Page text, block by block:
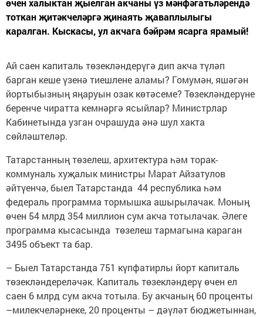
өчен халыктан җыелган акчаны үз мәнфәгатьләрендә
тоткан җитәкчеләргә җинаять җаваплылыгы
каралган. Кыскасы, ул акчага бәйрәм ясарга ярамый!
Ай саен капиталь төзекләндерүгә дип акча түләп
барган кеше үзенә тиешлене аламы? Гомумән, яшәгән
йортыбызның яңаруын озак көтәсеме? Төзекләндерүне
беренче чиратта кемнәргә ясыйлар? Министрлар
Кабинетында узган очрашуда әнә шул хакта
сөйләштеләр.
Татарстанның төзелеш, архитектура һәм торак-
коммуналь хуҗалык министры Марат Айзатулов
әйтүенчә, быел Татарстанда 44 республика һәм
федераль программа тормышка ашырылачак. Моның
өчен 54 млрд 354 миллион сум акча тотылачак. Әлеге
программа кысасында төзелеш тармагына караган
3495 объект та бар.
– Быел Татарстанда 751 күпфатирлы йорт капиталь
төзекләндереләчәк. Капиталь төзекләндерү өчен ел
саен 6 млрд сум акча тотыла. Бу акчаның 60 проценты
–милекчеләрнеке, 20 проценты – дәүләт бюджетыннан,